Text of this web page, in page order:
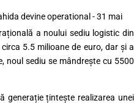
a noului sediu logistic din
5.5 milioane de euro, dar și a
noul sediu se mândrește cu 5500
generație țintește realizarea unei